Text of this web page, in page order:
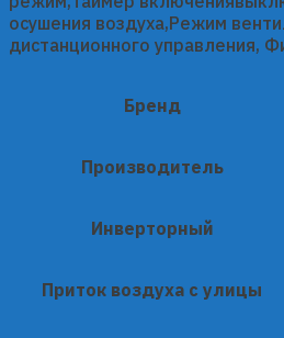
осушения воздуха,Режим
дистанционного управления,
Бренд
Производитель
Инверторный
Приток воздуха с улицы